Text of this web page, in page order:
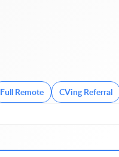
Full Remote CVing Referral